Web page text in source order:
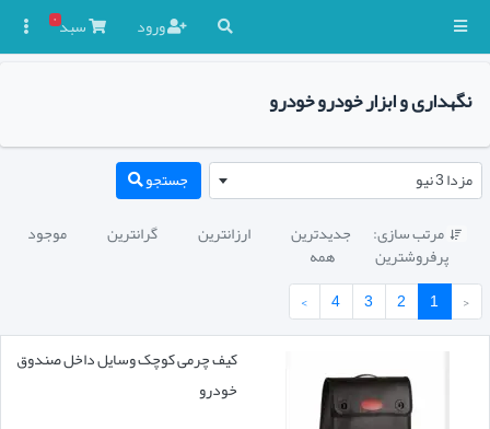
ورود سبد۰
نگهداری و ابزار خودرو خودرو
مزدا 3 نیو جستجو
 مرتب سازی: جدیدترین ارزانترین گرانترین موجود
پرفروشترین
همه
‹
1
2
3
4
›
کیف چرمی کوچک وسایل داخل صندوق
خودرو